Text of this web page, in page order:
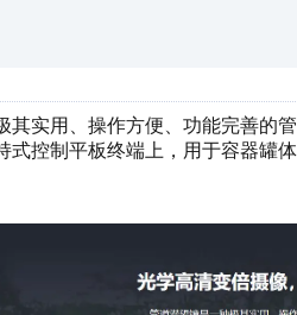
其实用、操作方便、功能完善的
式控制平板终端上，用于容器罐